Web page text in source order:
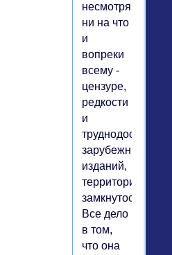
несмотря
ни на что
и
вопреки
всему -
цензуре,
редкости
и
зарубежных
изданий,
территориальной
замкнутости.
Все дело
в том,
что она